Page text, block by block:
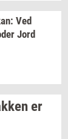
Ved
Jord
er